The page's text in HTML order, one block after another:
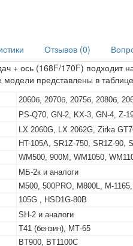
Отзывов (0)
+ ось (168F/170F) подходит
представлены в
2060б, 2070б, 2075б, 2080б,
PS-Q70, GN-2, KX-3, GN-4, Z-
LX 2060G, LX 2062G, Zirka
HT-105A, SR1Z-750, SR1Z-90,
WM500, 900M, WM1050,
МБ-2к и аналоги
M500, 500PRO, M800L, M-
105G , HSD1G-80B
SH-2 и аналоги
Т41 (бензин), МТ-65
BT900, BT1100C